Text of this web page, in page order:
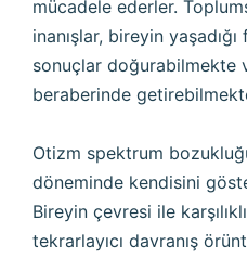
mücadele ederler.
inanışlar, bireyin
sonuçlar doğurabilmekte
beraberinde
Otizm spektrum
döneminde kendisini
Bireyin çevresi ile
tekrarlayıcı davranış